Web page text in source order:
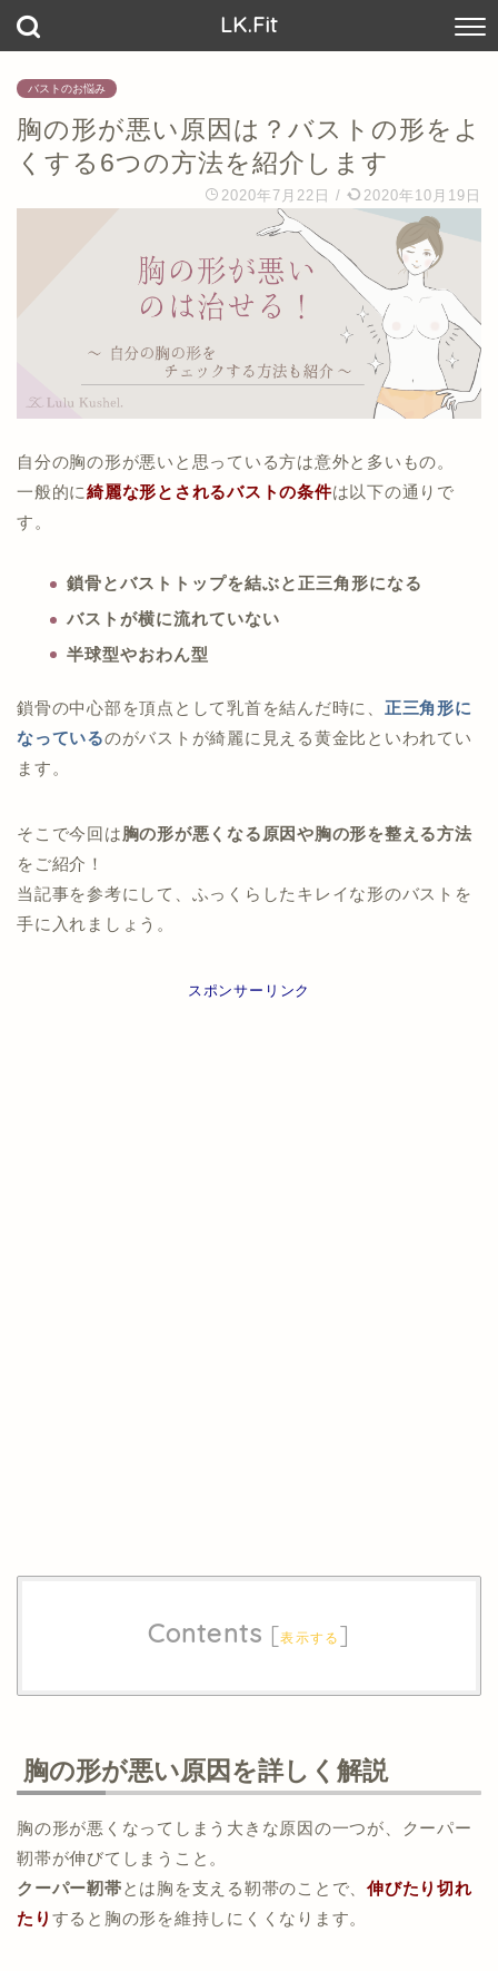
LK.Fit
バストのお悩み
胸の形が悪い原因は？バストの形をよ
くする6つの方法を紹介します
2020年7月22日 / 2020年10月19日
自分の胸の形が悪いと思っている方は意外と多いもの。
一般的に綺麗な形とされるバストの条件は以下の通りで
す。
鎖骨とバストトップを結ぶと正三角形になる
バストが横に流れていない
半球型やおわん型
鎖骨の中心部を頂点として乳首を結んだ時に、 正三角形に
なっているのがバストが綺麗に見える黄金比といわれてい
ます。
そこで今回は胸の形が悪くなる原因や胸の形を整える方法
をご紹介！
当記事を参考にして、ふっくらしたキレイな形のバストを
手に入れましょう。
スポンサーリンク
Contents [表示する ]
胸の形が悪い原因を詳しく解説
胸の形が悪くなってしまう大きな原因の一つが、クーパー
靭帯が伸びてしまうこと。
クーパー靭帯とは胸を支える靭帯のことで、伸びたり切れ
たり すると胸の形を維持しにくくなります。